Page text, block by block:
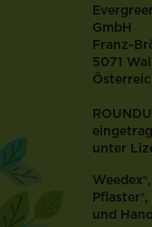
GmbH
Franz-
5071
unter
Pflaster®,
und